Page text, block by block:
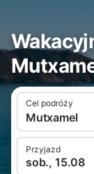
Cel podróży
Mutxamel
Przyjazd
sob., 15.08